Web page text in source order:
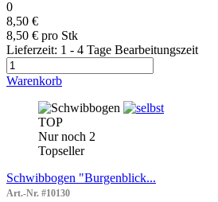
0
8,50 €
8,50 € pro Stk
Lieferzeit: 1 - 4 Tage Bearbeitungszeit
Warenkorb
TOP
Nur noch 2
Topseller
Schwibbogen "Burgenblick...
Art.-Nr. #10130